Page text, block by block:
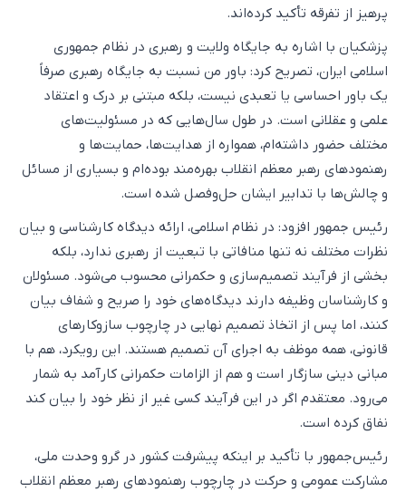
پرهیز از تفرقه تأکید کرده‌اند.
پزشکیان با اشاره به جایگاه ولایت و رهبری در نظام جمهوری
اسلامی ایران، تصریح کرد: باور من نسبت به جایگاه رهبری صرفاً
یک باور احساسی یا تعبدی نیست، بلکه مبتنی بر درک و اعتقاد
علمی و عقلانی است. در طول سال‌هایی که در مسئولیت‌های
مختلف حضور داشته‌ام، همواره از هدایت‌ها، حمایت‌ها و
رهنمودهای رهبر معظم انقلاب بهره‌مند بوده‌ام و بسیاری از مسائل
و چالش‌ها با تدابیر ایشان حل‌وفصل شده است.
رئیس جمهور افزود: در نظام اسلامی، ارائه دیدگاه کارشناسی و بیان
نظرات مختلف نه تنها منافاتی با تبعیت از رهبری ندارد، بلکه
بخشی از فرآیند تصمیم‌سازی و حکمرانی محسوب می‌شود. مسئولان
و کارشناسان وظیفه دارند دیدگاه‌های خود را صریح و شفاف بیان
کنند، اما پس از اتخاذ تصمیم نهایی در چارچوب سازوکارهای
قانونی، همه موظف به اجرای آن تصمیم هستند. این رویکرد، هم با
مبانی دینی سازگار است و هم از الزامات حکمرانی کارآمد به شمار
می‌رود. معتقدم اگر در این فرآیند کسی غیر از نظر خود را بیان کند
نفاق کرده است.
رئیس‌جمهور با تأکید بر اینکه پیشرفت کشور در گرو وحدت ملی،
مشارکت عمومی و حرکت در چارچوب رهنمودهای رهبر معظم انقلاب